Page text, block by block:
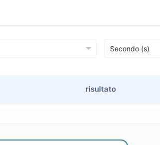
risultato